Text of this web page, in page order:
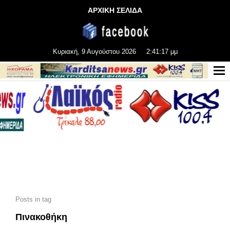
ΑΡΧΙΚΗ ΣΕΛΙΔΑ
Κυριακή, 9 Αυγούστου 2026 2:41:19 μμ
Posts in tag
Πινακοθήκη